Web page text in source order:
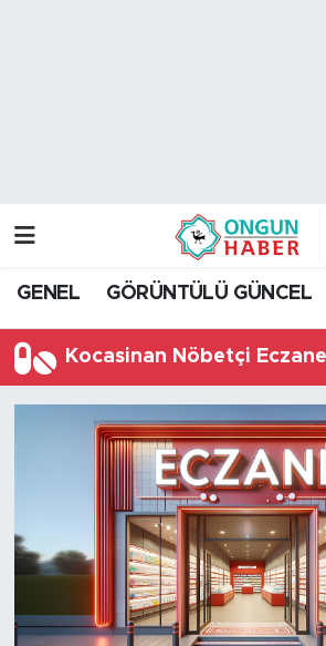
GENEL GÖRÜNTÜLÜ GÜNCEL
Kocasinan Nöbetçi
Trafik Durumu
Tüm Manşetler
Son Dakika Haberleri
Haber Arşivi